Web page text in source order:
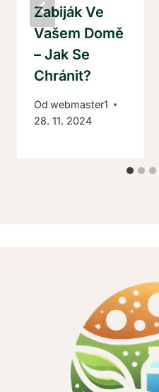
Zabiják Ve
Vašem Domě
– Jak Se
Chránit?
Od webmaster1
28. 11. 2024